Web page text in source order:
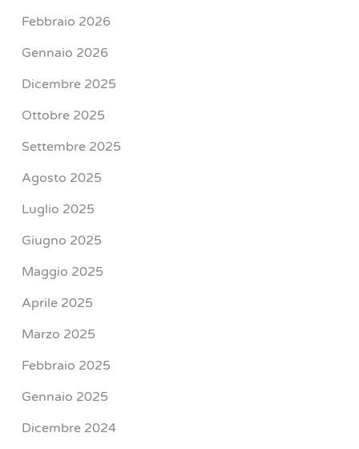
Febbraio 2026
Gennaio 2026
Dicembre 2025
Ottobre 2025
Settembre 2025
Agosto 2025
Luglio 2025
Giugno 2025
Maggio 2025
Aprile 2025
Marzo 2025
Febbraio 2025
Gennaio 2025
Dicembre 2024